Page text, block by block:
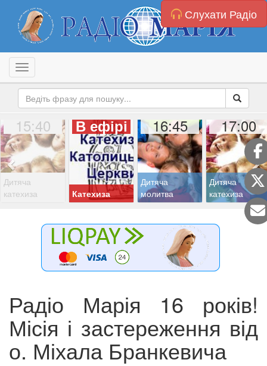
Слухати Радіо
Toggle navigation
15:40
Дитяча
катехиза
В ефірі
Катехиза
16:45
Дитяча
молитва
17:00
Дитяча
катехиза
Радіо Марія 16 років!
Місія і застереження від
о. Міхала Бранкевича